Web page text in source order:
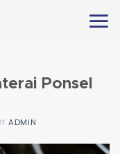
Ponsel
ADMIN